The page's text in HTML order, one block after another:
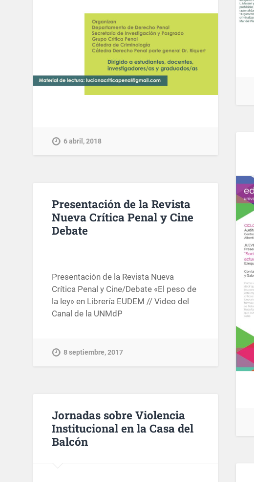
6 abril, 2018
Presentación de la Revista
Nueva Crítica Penal y Cine
Debate
Presentación de la Revista Nueva
Crítica Penal y Cine/Debate «El peso de
la ley» en Librería EUDEM // Video del
Canal de la UNMdP
8 septiembre, 2017
Jornadas sobre Violencia
Institucional en la Casa del
Balcón